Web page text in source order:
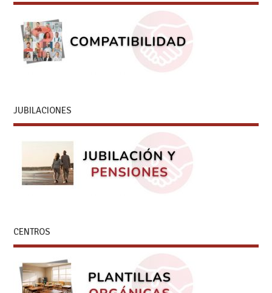
JUBILACIONES
CENTROS